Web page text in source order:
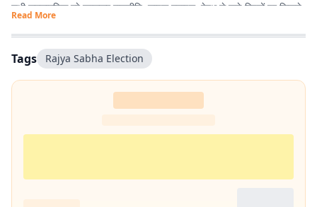
सभी समसामयिक मुद्दे खासकर राजनीति, लाइफ स्टाइल, हेल्थ से जुड़े विषयों पर लिखने
और पढ़ने में गहरी रुचि है. तीन साल से अधिक समय से झारखंड डेस्क पर काम कर रहा
हूं. फिर लंबे समय तक लाइफ स्टाइल के क्षेत्र में भी काम किया हूं. इसके अलावा स्पोर्ट्स
में भी गहरी रुचि है.
Read More
Tags Rajya Sabha Election